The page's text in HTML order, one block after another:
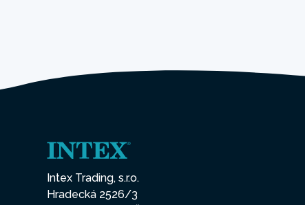
Intex Trading, s.r.o.
Hradecká 2526/3